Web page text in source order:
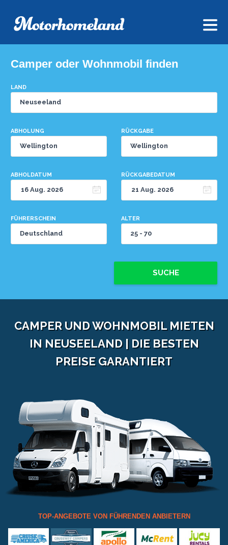
Camper oder Wohnmobil finden
LAND
ABHOLUNG RÜCKGABE
ABHOLDATUM RÜCKGABEDATUM
FÜHRERSCHEIN ALTER
SUCHE
CAMPER UND WOHNMOBIL MIETEN
IN NEUSEELAND | DIE BESTEN
PREISE GARANTIERT
TOP-ANGEBOTE VON FÜHRENDEN ANBIETERN